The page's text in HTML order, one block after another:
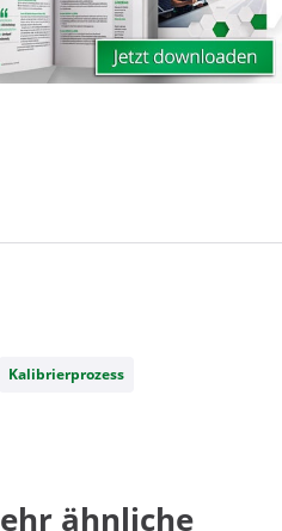
Kalibrierprozess
ähnliche